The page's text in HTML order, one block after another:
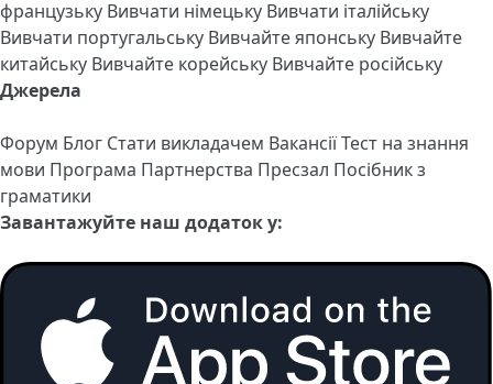
французьку Вивчати німецьку Вивчати італійську
Вивчати португальську Вивчайте японську Вивчайте
китайську Вивчайте корейську Вивчайте російську
Джерела
Форум Блог Стати викладачем ВакансіїТест на знання
мови Програма Партнерства Пресзал Посібник з
граматики
Завантажуйте наш додаток у: